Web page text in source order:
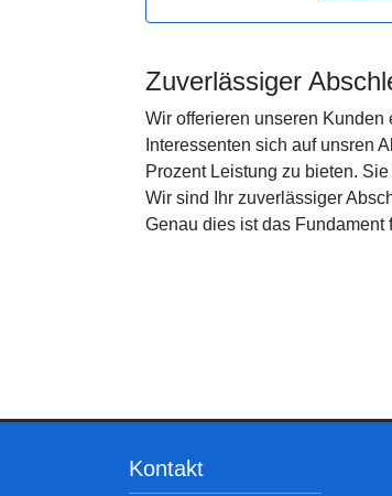
Zuverlässiger
Wir offerieren unseren
Interessenten sich auf unsren
Prozent Leistung zu bieten.
Wir sind Ihr zuverlässiger
Genau dies ist das Fundament
Kontakt